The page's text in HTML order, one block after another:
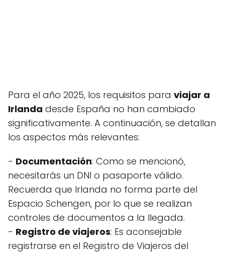
Para el año 2025, los requisitos para viajar a
Irlanda desde España no han cambiado
significativamente. A continuación, se detallan
los aspectos más relevantes:
- Documentación: Como se mencionó,
necesitarás un DNI o pasaporte válido.
Recuerda que Irlanda no forma parte del
Espacio Schengen, por lo que se realizan
controles de documentos a la llegada.
- Registro de viajeros: Es aconsejable
registrarse en el Registro de Viajeros del